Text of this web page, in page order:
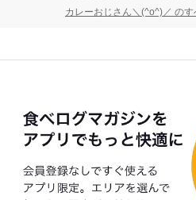
カレーおじさん＼(^o^)／ の